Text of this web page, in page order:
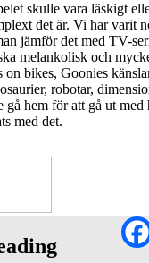
skulle vara läskigt
det är. Vi har varit
jämför det med TV-
melankolisk och
on bikes, Goonies
robotar,
gå hem för att gå ut
med det.